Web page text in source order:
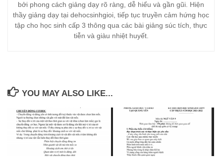
bởi phong cách giảng dạy rõ ràng, dễ hiểu và gần gũi. Hiện
thầy giảng dạy tại dehocsinhgioi, tiếp tục truyền cảm hứng học
tập cho học sinh cấp 3 thông qua các bài giảng súc tích, thực
tiễn và giàu nhiệt huyết.
YOU MAY ALSO LIKE...